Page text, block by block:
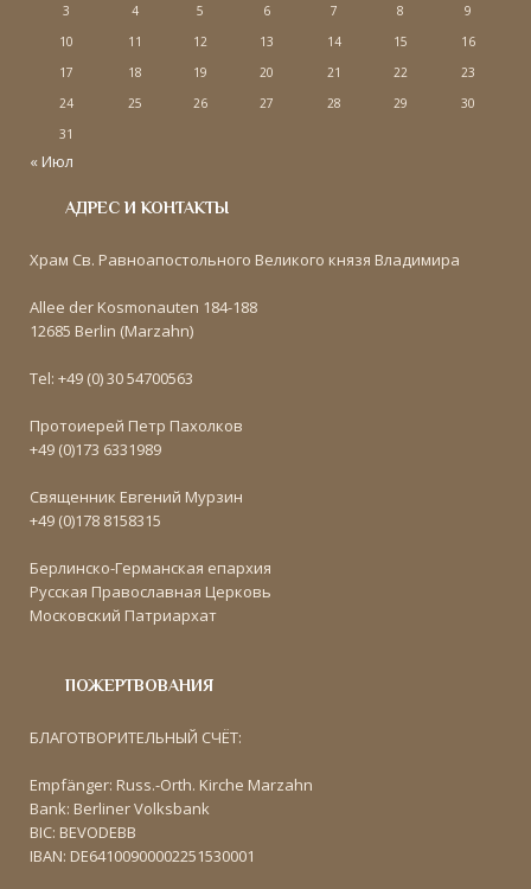
3
4 5 6 7 8
9
10
11 12 13 14 15
16
17
18 19 20 21 22
23
24
25 26 27 28 29
30
31
« Июл
АДРЕС И КОНТАКТЫ
Храм Св. Равноапостольного Великого князя Владимира
Allee der Kosmonauten 184-188
12685 Berlin (Marzahn)
Tel: +49 (0) 30 54700563
Протоиерей Петр Пахолков
+49 (0)173 6331989
Священник Евгений Мурзин
+49 (0)178 8158315
Берлинско-Германская епархия
Русская Православная Церковь
Московский Патриархат
ПОЖЕРТВОВАНИЯ
БЛАГОТВОРИТЕЛЬНЫЙ СЧЁТ:
Empfänger: Russ.-Orth. Kirche Marzahn
Bank: Berliner Volksbank
BIC: BEVODEBB
IBAN: DE64100900002251530001